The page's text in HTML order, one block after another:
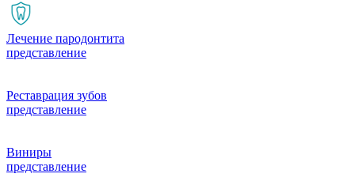
Лечение пародонтита
представление
Реставрация зубов
представление
Виниры
представление